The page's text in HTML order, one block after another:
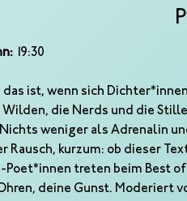
19:30
das ist, wenn sich
die Nerds und die
weniger als Adrenalin
Rausch, kurzum: ob dieser
Poet*innen treten beim Best
deine Gunst. Moderiert